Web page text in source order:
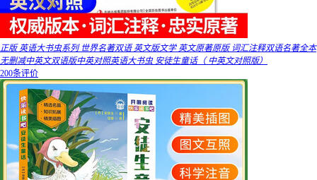
正版 英语大书虫系列 世界名著双语 英文版文学 英文原著原版 词汇注释双语名著全本
无删减中英文双语版中英对照英语大书虫 安徒生童话（ 中英文对照版）
200条评价